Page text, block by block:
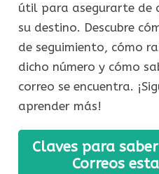
útil para asegurarte de
su destino. Descubre
de seguimiento, cómo
dicho número y cómo
correo se encuentra.
aprender más!
Claves para
Correos